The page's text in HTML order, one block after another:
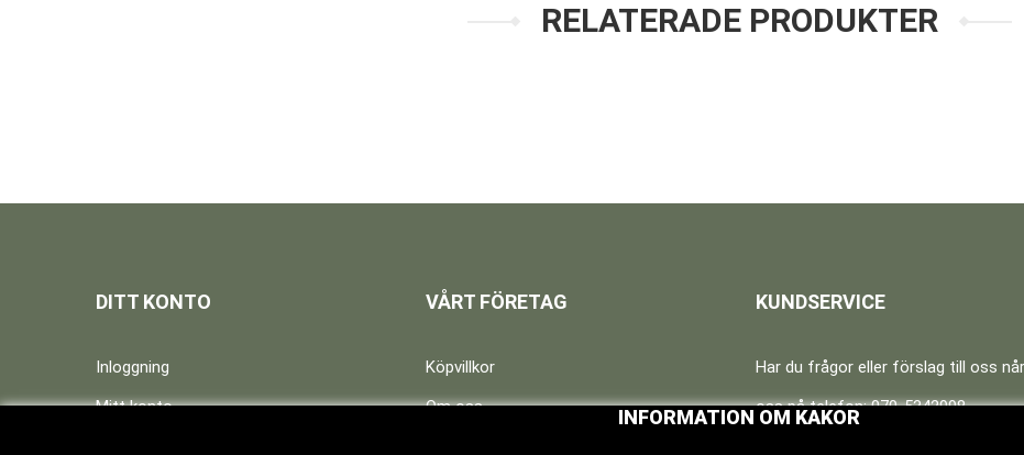
RELATERADE PRODUKTER
DITT KONTO
Inloggning
Mitt konto
VÅRT FÖRETAG
Köpvillkor
Om oss
KUNDSERVICE
Har du frågor eller förslag till oss
oss på telefon: 070-5342998
INFORMATION OM KAKOR